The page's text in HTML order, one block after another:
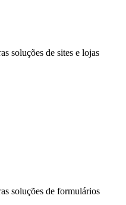
soluções de sites e lojas
soluções de formulários